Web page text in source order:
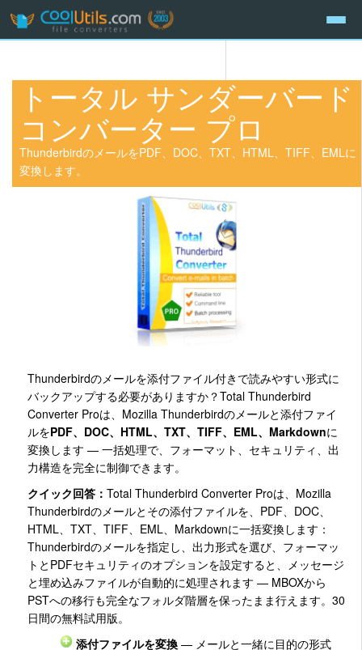
トータル サンダーバード
コンバーター プロ
ThunderbirdのメールをPDF、DOC、TXT、HTML、TIFF、EMLに
変換します。
Thunderbirdのメールを添付ファイル付きで読みやすい形式に
バックアップする必要がありますか？Total Thunderbird
Converter Proは、Mozilla Thunderbirdのメールと添付ファイ
ルをPDF、DOC、HTML、TXT、TIFF、EML、Markdownに
変換します — 一括処理で、フォーマット、セキュリティ、出
力構造を完全に制御できます。
クイック回答：Total Thunderbird Converter Proは、Mozilla
Thunderbirdのメールとその添付ファイルを、PDF、DOC、
HTML、TXT、TIFF、EML、Markdownに一括変換します：
Thunderbirdのメールを指定し、出力形式を選び、フォーマッ
トとPDFセキュリティのオプションを設定すると、メッセージ
と埋め込みファイルが自動的に処理されます — MBOXから
PSTへの移行も完全なフォルダ階層を保ったまま行えます。30
日間の無料試用版。
添付ファイルを変換 — メールと一緒に目的の形式